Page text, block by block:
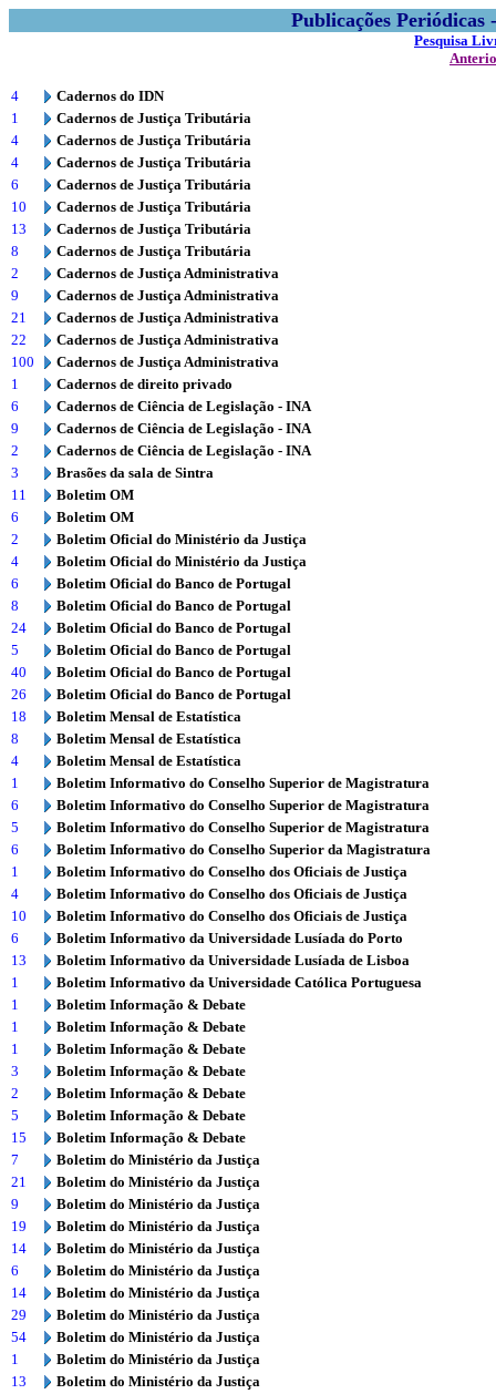
Publicações
Pesquisa
4
Cadernos do IDN
1
Cadernos de Justiça Tributária
4
Cadernos de Justiça Tributária
4
Cadernos de Justiça Tributária
6
Cadernos de Justiça Tributária
10
Cadernos de Justiça Tributária
13
Cadernos de Justiça Tributária
8
Cadernos de Justiça Tributária
2
Cadernos de Justiça Administrativa
9
Cadernos de Justiça Administrativa
21
Cadernos de Justiça Administrativa
22
Cadernos de Justiça Administrativa
100
Cadernos de Justiça Administrativa
1
Cadernos de direito privado
6
Cadernos de Ciência de Legislação - INA
9
Cadernos de Ciência de Legislação - INA
2
Cadernos de Ciência de Legislação - INA
3
Brasões da sala de Sintra
11
Boletim OM
6
Boletim OM
2
Boletim Oficial do Ministério da Justiça
4
Boletim Oficial do Ministério da Justiça
6
Boletim Oficial do Banco de Portugal
8
Boletim Oficial do Banco de Portugal
24
Boletim Oficial do Banco de Portugal
5
Boletim Oficial do Banco de Portugal
40
Boletim Oficial do Banco de Portugal
26
Boletim Oficial do Banco de Portugal
18
Boletim Mensal de Estatística
8
Boletim Mensal de Estatística
4
Boletim Mensal de Estatística
1
Boletim Informativo do Conselho Superior de Magistratura
6
Boletim Informativo do Conselho Superior de Magistratura
5
Boletim Informativo do Conselho Superior de Magistratura
6
Boletim Informativo do Conselho Superior da Magistratura
1
Boletim Informativo do Conselho dos Oficiais de Justiça
4
Boletim Informativo do Conselho dos Oficiais de Justiça
10
Boletim Informativo do Conselho dos Oficiais de Justiça
6
Boletim Informativo da Universidade Lusíada do Porto
13
Boletim Informativo da Universidade Lusíada de Lisboa
1
Boletim Informativo da Universidade Católica Portuguesa
1
Boletim Informação & Debate
1
Boletim Informação & Debate
1
Boletim Informação & Debate
3
Boletim Informação & Debate
2
Boletim Informação & Debate
5
Boletim Informação & Debate
15
Boletim Informação & Debate
7
Boletim do Ministério da Justiça
21
Boletim do Ministério da Justiça
9
Boletim do Ministério da Justiça
19
Boletim do Ministério da Justiça
14
Boletim do Ministério da Justiça
6
Boletim do Ministério da Justiça
14
Boletim do Ministério da Justiça
29
Boletim do Ministério da Justiça
54
Boletim do Ministério da Justiça
1
Boletim do Ministério da Justiça
13
Boletim do Ministério da Justiça